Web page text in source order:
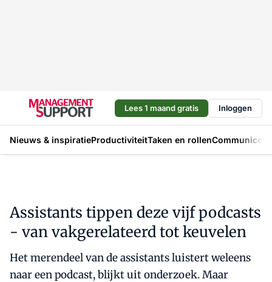
Lees 1 maand gratis Inloggen
Nieuws & inspiratieProductiviteitTaken en rollen
Assistants tippen deze vijf podcasts
- van vakgerelateerd tot keuvelen
Het merendeel van de assistants luistert weleens
naar een podcast, blijkt uit onderzoek. Maar